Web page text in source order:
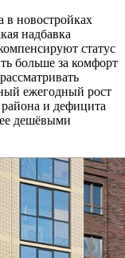
в новостройках
надбавка
статус
больше за комфорт
ежегодный рост
района и дефицита
дешёвыми